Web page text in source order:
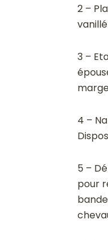
2 –
3 –
4 –
5 –
pour